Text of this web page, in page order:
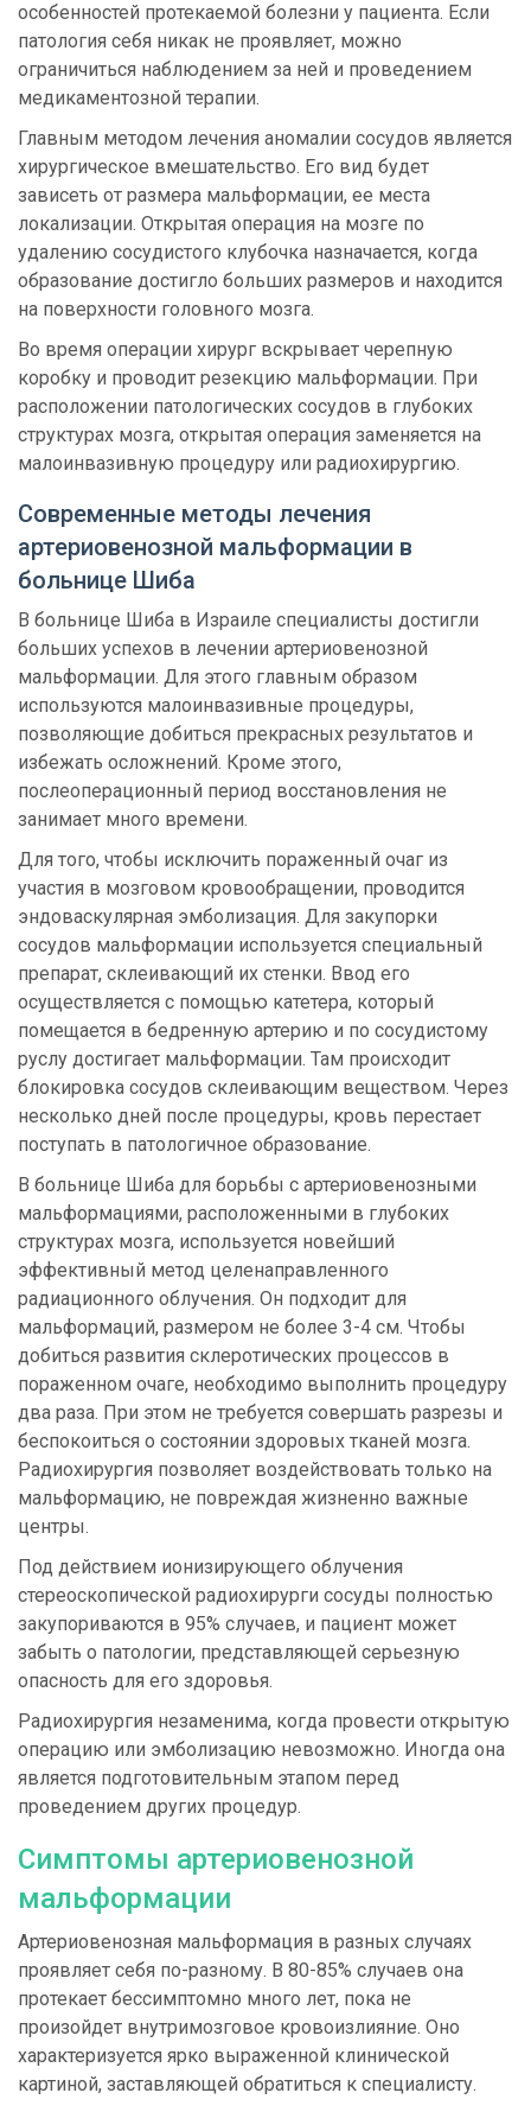
особенностей протекаемой болезни у пациента. Если
патология себя никак не проявляет, можно
ограничиться наблюдением за ней и проведением
медикаментозной терапии.
Главным методом лечения аномалии сосудов является
хирургическое вмешательство. Его вид будет
зависеть от размера мальформации, ее места
локализации. Открытая операция на мозге по
удалению сосудистого клубочка назначается, когда
образование достигло больших размеров и находится
на поверхности головного мозга.
Во время операции хирург вскрывает черепную
коробку и проводит резекцию мальформации. При
расположении патологических сосудов в глубоких
структурах мозга, открытая операция заменяется на
малоинвазивную процедуру или радиохирургию.
Современные методы лечения
артериовенозной мальформации в
больнице Шиба
В больнице Шиба в Израиле специалисты достигли
больших успехов в лечении артериовенозной
мальформации. Для этого главным образом
используются малоинвазивные процедуры,
позволяющие добиться прекрасных результатов и
избежать осложнений. Кроме этого,
послеоперационный период восстановления не
занимает много времени.
Для того, чтобы исключить пораженный очаг из
участия в мозговом кровообращении, проводится
эндоваскулярная эмболизация. Для закупорки
сосудов мальформации используется специальный
препарат, склеивающий их стенки. Ввод его
осуществляется с помощью катетера, который
помещается в бедренную артерию и по сосудистому
руслу достигает мальформации. Там происходит
блокировка сосудов склеивающим веществом. Через
несколько дней после процедуры, кровь перестает
поступать в патологичное образование.
В больнице Шиба для борьбы с артериовенозными
мальформациями, расположенными в глубоких
структурах мозга, используется новейший
эффективный метод целенаправленного
радиационного облучения. Он подходит для
мальформаций, размером не более 3-4 см. Чтобы
добиться развития склеротических процессов в
пораженном очаге, необходимо выполнить процедуру
два раза. При этом не требуется совершать разрезы и
беспокоиться о состоянии здоровых тканей мозга.
Радиохирургия позволяет воздействовать только на
мальформацию, не повреждая жизненно важные
центры.
Под действием ионизирующего облучения
стереоскопической радиохирурги сосуды полностью
закупориваются в 95% случаев, и пациент может
забыть о патологии, представляющей серьезную
опасность для его здоровья.
Радиохирургия незаменима, когда провести открытую
операцию или эмболизацию невозможно. Иногда она
является подготовительным этапом перед
проведением других процедур.
Симптомы артериовенозной
мальформации
Артериовенозная мальформация в разных случаях
проявляет себя по-разному. В 80-85% случаев она
протекает бессимптомно много лет, пока не
произойдет внутримозговое кровоизлияние. Оно
характеризуется ярко выраженной клинической
картиной, заставляющей обратиться к специалисту.